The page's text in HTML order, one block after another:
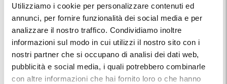
Utilizziamo i cookie per personalizzare contenuti ed
annunci, per fornire funzionalità dei social media e per
analizzare il nostro traffico. Condividiamo inoltre
informazioni sul modo in cui utilizzi il nostro sito con i
nostri partner che si occupano di analisi dei dati web,
pubblicità e social media, i quali potrebbero combinarle
con altre informazioni che hai fornito loro o che hanno
Servizio Navetta Gratuito:
Click Parking offre il trasferimento gratuito e immediato in navetta al
terminal dell'aeroporto di Valencia. All'uscita, il servizio di
trasferimento ti lascerà all'area partenze. Al tuo ritorno, quando ritiri i
bagagli, chiama il telefono indicato nella mail di conferma per avvisare
il parcheggio del tuo arrivo. Un addetto di Click Parking sarà al Terminal
Arrivi tra pochi minuti per riportarti al parcheggio.
Posizione:
Utilizza la mappa per calcolare il percorso per raggiungere il